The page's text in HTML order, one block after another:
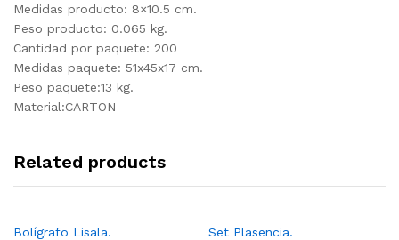
Medidas producto: 8×10.5 cm.
Peso producto: 0.065 kg.
Cantidad por paquete: 200
Medidas paquete: 51x45x17 cm.
Peso paquete:13 kg.
Material:CARTON
Related products
Bolígrafo Lisala. Set Plasencia.